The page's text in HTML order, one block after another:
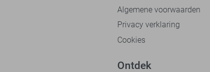
Algemene voorwaarden
Privacy verklaring
Cookies
Ontdek